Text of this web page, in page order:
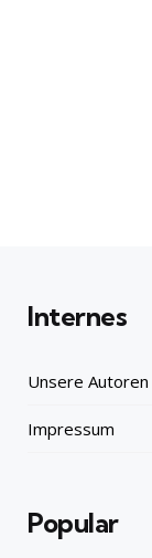
Internes
Unsere Autoren
Impressum
Popular